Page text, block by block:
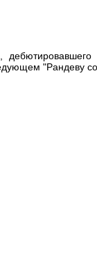
"Рандеву